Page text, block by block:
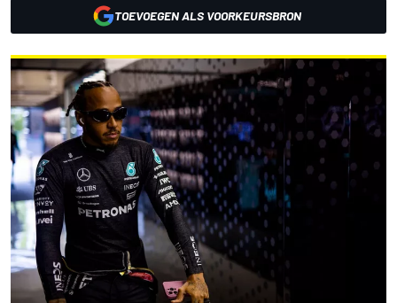
TOEVOEGEN ALS VOORKEURSBRON